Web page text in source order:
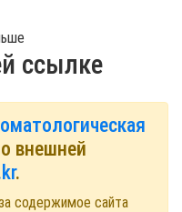
ссылке
внешней
.
содержимое сайта